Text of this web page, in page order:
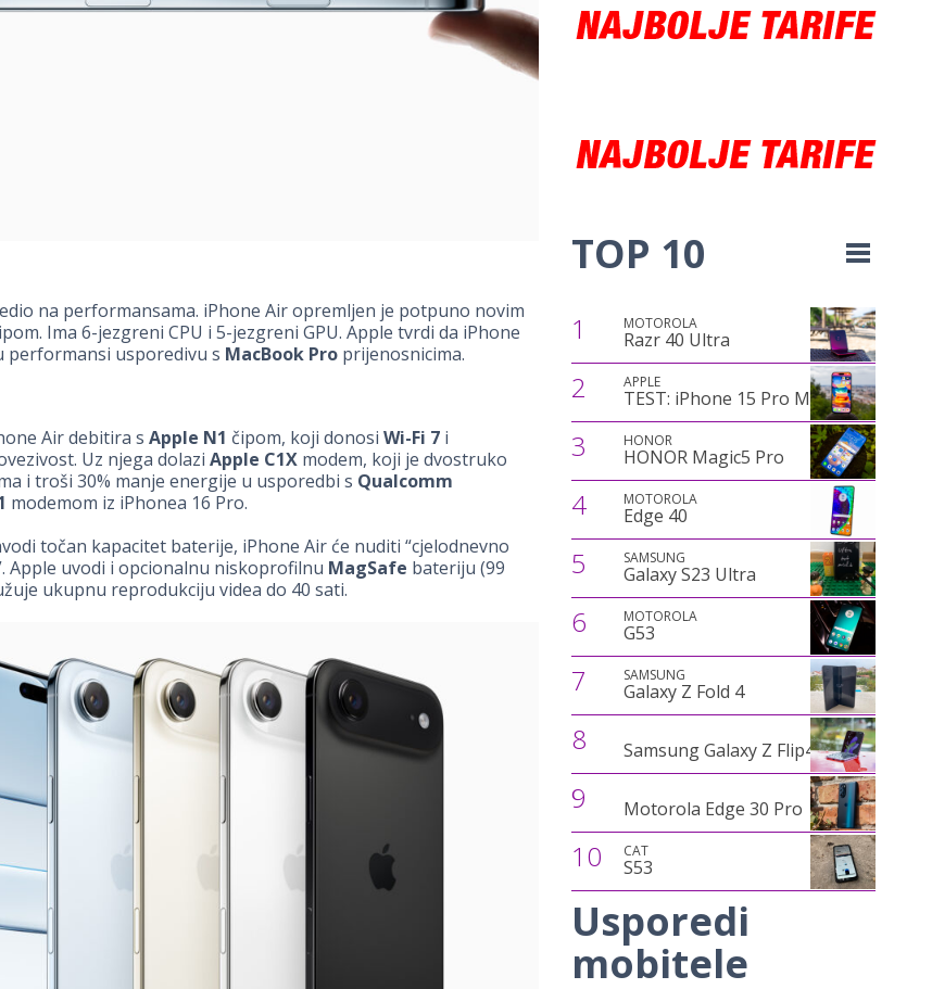
na performansama. iPhone Air opremljen je potpuno novim
Ima 6-jezgreni CPU i 5-jezgreni GPU. Apple tvrdi da iPhone
performansi usporedivu s MacBook Proprijenosnicima.
Air debitira s Apple N1 čipom, koji donosi Wi-Fi 7i
Uz njega dolazi Apple C1Xmodem, koji je dvostruko
i troši 30% manje energije u usporedbi s Qualcomm
modemom iz iPhonea 16 Pro.
točan kapacitet baterije, iPhone Air će nuditi “cjelodnevno
Apple uvodi i opcionalnu niskoprofilnu MagSafe bateriju (99
ukupnu reprodukciju videa do 40 sati.
TOP 10
1 MOTOROLA
Razr 40 Ultra
2 APPLE
TEST: iPhone 15 Pro Max
3 HONOR
HONOR Magic5 Pro
4 MOTOROLA
Edge 40
5 SAMSUNG
Galaxy S23 Ultra
6 MOTOROLA
G53
7 SAMSUNG
Galaxy Z Fold 4
8 Samsung Galaxy Z Flip4
9 Motorola Edge 30 Pro
10 CAT
S53
Usporedi
mobitele